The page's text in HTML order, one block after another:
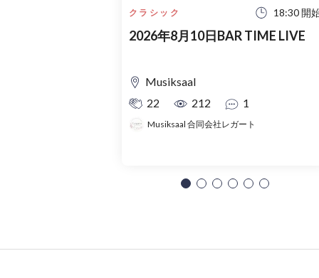
クラシック 18:30 開
2026年8月10日BAR TIME LIVE
Musiksaal
22
212 1
Musiksaal 合同会社レガート